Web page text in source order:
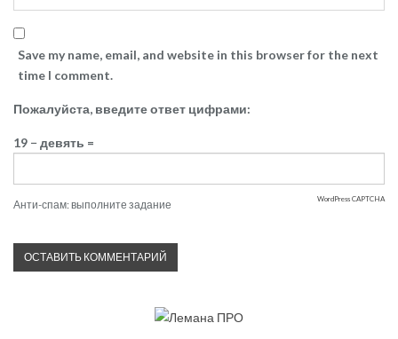
Save my name, email, and website in this browser for the next
time I comment.
Пожалуйста, введите ответ цифрами:
19 − девять =
Анти-спам: выполните задание WordPress CAPTCHA